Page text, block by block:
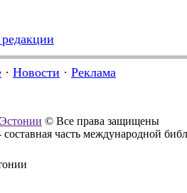
· Новости · Реклама
© Все права защищены
часть международной